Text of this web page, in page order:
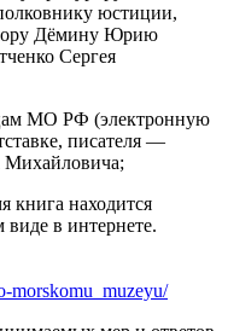
юстиции,
Дёмину Юрию
Сергея
МО РФ (электронную
писателя —
Михайловича;
книга находится
виде в интернете.
morskomu_muzeyu/